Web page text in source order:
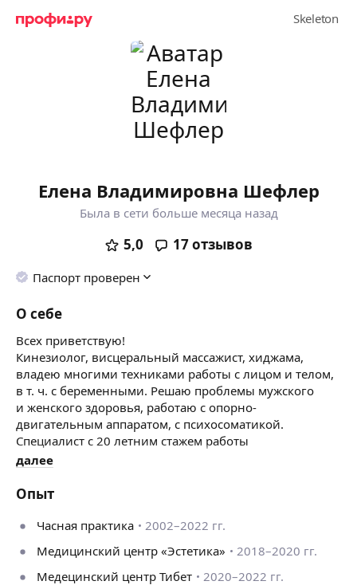
Елена Владимировна Шефлер
Была в сети больше месяца назад
5,0 17отзывов
Паспорт проверен
О себе
Всех приветствую!
Кинезиолог, висцеральный массажист, хиджама,
владею многими техниками работы с лицом и телом,
в т. ч. с беременными. Решаю проблемы мужского
и женского здоровья, работаю с опорно-
двигательным аппаратом, с психосоматикой.
Специалист с 20 летним стажем работы
с психологическим и медицинским образованием.
Приятная, общительная, комуникабельная.
Всем добра.
далее
Опыт
Часная практика
2002–2022 гг.
Медицинский центр «Эстетика»
2018–2020 гг.
Медецинский центр Тибет
2020–2022 гг.